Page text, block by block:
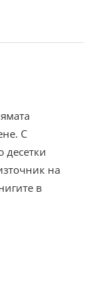
С
десетки
на
в